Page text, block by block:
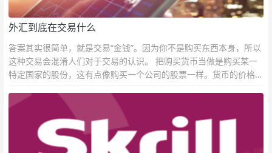
外汇到底在交易什么
答案其实很简单，就是交易“金钱”。因为你不是购买东西本身，所以
这种交易会混淆人们对于交易的认识。 把购买货币当做是购买某一
特定国家的股份，这有点像购买一个公司的股票一样。货币的价格直